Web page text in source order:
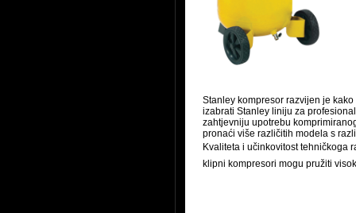
Stanley kompresor razvijen je
izabrati Stanley liniju za
zahtjevniju upotrebu
pronaći više različitih modela s
Kvaliteta i učinkovitost tehničkoga
klipni kompresori mogu pružiti